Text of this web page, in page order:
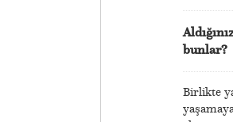
bunlar?
Birlikte